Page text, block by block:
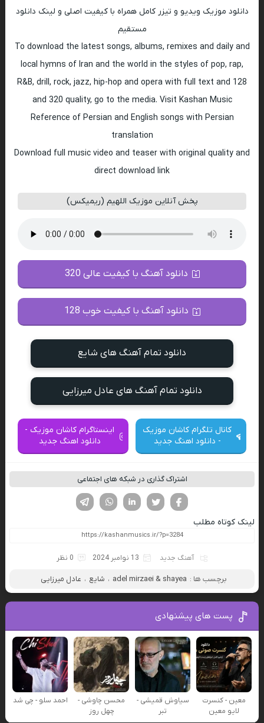
دانلود موزیک ویدیو و تیزر کامل همراه با کیفیت اصلی و لینک دانلود
مستقیم
To download the latest songs, albums, remixes and daily and
local hymns of Iran and the world in the styles of pop, rap,
R&B, drill, rock, jazz, hip-hop and opera with full text and 128
and 320 quality, go to the media. Visit Kashan Music
Reference of Persian and English songs with Persian
translation
Download full music video and teaser with original quality and
direct download link
پخش آنلاین موزیک اللهیم (ریمیکس)
دانلود آهنگ با کیفیت عالی 320
دانلود آهنگ با کیفیت خوب 128
دانلود تمام آهنگ های شایع
دانلود تمام آهنگ های عادل میرزایی
کانال تلگرام کاشان موزیک
- دانلود اهنگ جدید
اینستاگرام کاشان موزیک -
دانلود اهنگ جدید
اشتراک گذاری در شبکه های اجتماعی
لینکدین تویتر
فیسوک
لینک کوتاه مطلب
آهنگ جدید 13 نوامبر 2024 0 نظر
برچسب ها : adel mirzaei & shayea ، شایع ، عادل میرزایی
پست های پیشنهادی
معین - کنسرت
لایو معین
سیاوش قمیشی -
تبر
محسن چاوشی -
چهل روز
احمد سلو - چی شد